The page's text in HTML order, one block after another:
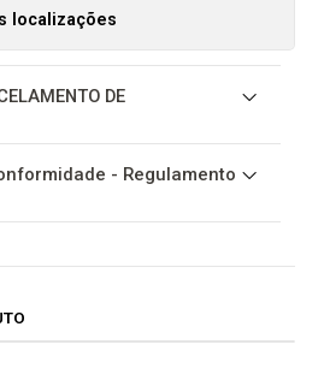
localizações
DE
- Regulamento